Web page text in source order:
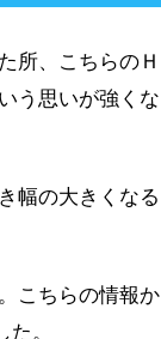
所、こちらのＨ
う思いが強くな
幅の大きくなる
こちらの情報か
。